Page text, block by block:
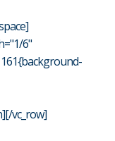
6"
vc_row]